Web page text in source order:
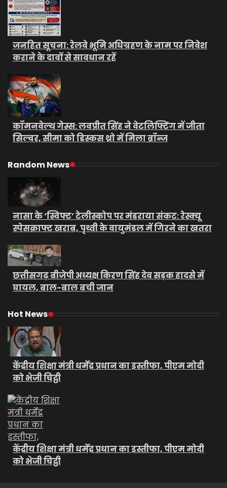
जनहित सूचना: रेलवे भूमि अधिग्रहण के नाम पर निवेश
कराने के दावों से सावधान रहें
कॉमनवेल्थ गेम्स: लवप्रीत सिंह ने वेटलिफ्टिंग में जीता
सिल्वर, सीमा को डिस्कस थ्रो में मिला ब्रॉन्ज
Random News
नासा के ‘स्विफ्ट’ टेलीस्कोप पर मंडराया संकट: रेस्क्यू
स्पेसक्राफ्ट खराब, पृथ्वी के वायुमंडल में गिरने का खतरा
छत्तीसगढ़ बीजेपी अध्यक्ष किरण सिंह देव सड़क हादसे में
घायल, बाल-बाल बची जान
Hot News
केंद्रीय शिक्षा मंत्री धर्मेंद्र प्रधान का इस्तीफा, पीएम मोदी
को भेजी चिट्ठी
केंद्रीय शिक्षा मंत्री धर्मेंद्र प्रधान का इस्तीफा, पीएम मोदी
को भेजी चिट्ठी